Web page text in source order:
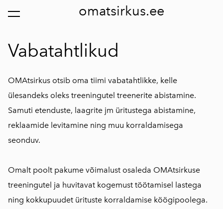
omatsirkus.ee
lisati ostukorvi. Vaata ostukorvi
Vabatahtlikud
OMAtsirkus otsib oma tiimi vabatahtlikke, kelle
ülesandeks oleks treeningutel treenerite abistamine.
Samuti etenduste, laagrite jm üritustega abistamine,
reklaamide levitamine ning muu korraldamisega
seonduv.
Omalt poolt pakume võimalust osaleda OMAtsirkuse
treeningutel ja huvitavat kogemust töötamisel lastega
ning kokkupuudet ürituste korraldamise köögipoolega.